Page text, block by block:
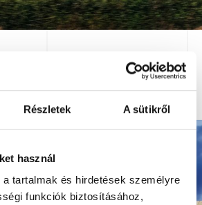
Részletek A sütikről
használ
tartalmak és hirdetések személyre
funkciók biztosításához,
PARTNERÜNK!
és telefonszámát, hogy kollégánk